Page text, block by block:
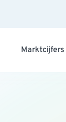
Marktcijfers